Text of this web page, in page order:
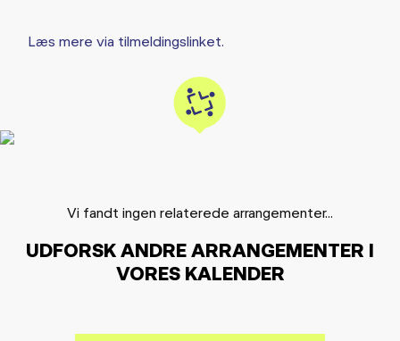
Læs mere via tilmeldingslinket.
Vi fandt ingen relaterede arrangementer...
UDFORSK ANDRE ARRANGEMENTER I
VORES KALENDER